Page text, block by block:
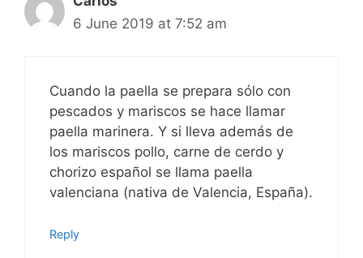
6 June 2019 at 7:52 am
Cuando la paella se prepara sólo con
pescados y mariscos se hace llamar
paella marinera. Y si lleva además de
los mariscos pollo, carne de cerdo y
chorizo español se llama paella
valenciana (nativa de Valencia, España).
Reply